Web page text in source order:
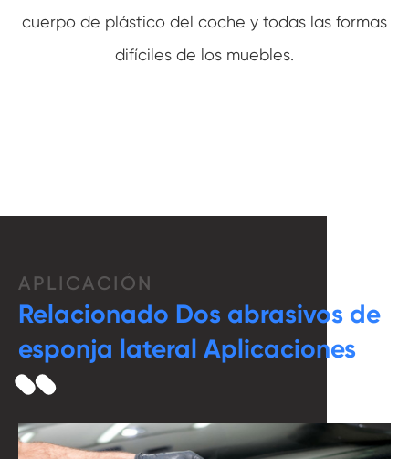
cuerpo de plástico del coche y todas las formas
difíciles de los muebles.
APLICACIÓN
Relacionado Dos abrasivos de
esponja lateral Aplicaciones